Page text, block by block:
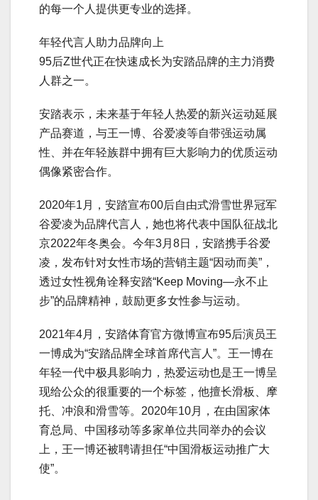
的每一个人提供更专业的选择。
年轻代言人助力品牌向上
95后Z世代正在快速成长为安踏品牌的主力消费
人群之一。
安踏表示，未来基于年轻人热爱的新兴运动延展
产品赛道，与王一博、谷爱凌等自带强运动属
性、并在年轻族群中拥有巨大影响力的优质运动
偶像紧密合作。
2020年1月，安踏宣布00后自由式滑雪世界冠军
谷爱凌为品牌代言人，她也将代表中国队征战北
京2022年冬奥会。今年3月8日，安踏携手谷爱
凌，发布针对女性市场的营销主题“因动而美”，
透过女性视角诠释安踏“Keep Moving—永不止
步”的品牌精神，鼓励更多女性参与运动。
2021年4月，安踏体育官方微博宣布95后演员王
一博成为“安踏品牌全球首席代言人”。王一博在
年轻一代中极具影响力，热爱运动也是王一博呈
现给公众的很重要的一个标签，他擅长滑板、摩
托、冲浪和滑雪等。2020年10月，在由国家体
育总局、中国移动等多家单位共同举办的会议
上，王一博还被聘请担任“中国滑板运动推广大
使”。